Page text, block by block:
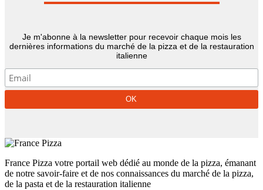
Je m'abonne à la newsletter pour recevoir chaque mois les
dernières informations du marché de la pizza et de la restauration
italienne
France Pizza votre portail web dédié au monde de la pizza, émanant
de notre savoir-faire et de nos connaissances du marché de la pizza,
de la pasta et de la restauration italienne